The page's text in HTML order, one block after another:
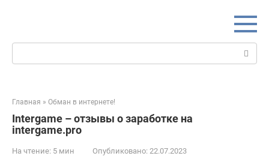
Поиск:
Главная » Обман в интернете!
Intergame – отзывы о заработке на
intergame.pro
На чтение: 5 мин Опубликовано: 22.07.2023